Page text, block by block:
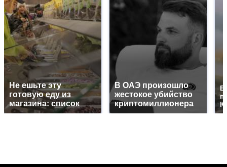
Не ешьте эту
готовую еду из
магазина: список
В ОАЭ произошло
жестокое убийство
криптомиллионера